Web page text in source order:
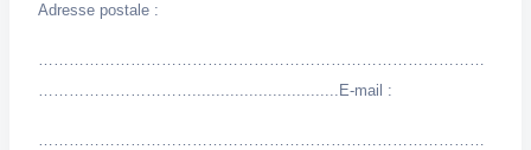
Adresse postale :
……………………………………………………………………………
…………………………............................... E-mail :
……………………………………………………………………………